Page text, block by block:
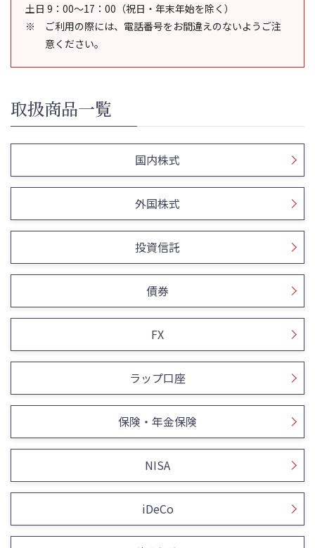
土日 9：00～17：00（祝日・年末年始を除く）
ご利用の際には、電話番号をお間違えのないようご注
意ください。
取扱商品一覧
国内株式
外国株式
投資信託
債券
FX
ラップ口座
保険・年金保険
NISA
iDeCo